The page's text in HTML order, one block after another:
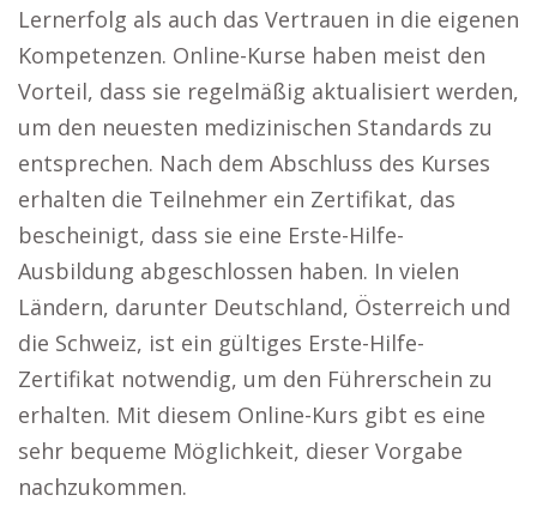
Lernerfolg als auch das Vertrauen in die eigenen
Kompetenzen. Online-Kurse haben meist den
Vorteil, dass sie regelmäßig aktualisiert werden,
um den neuesten medizinischen Standards zu
entsprechen. Nach dem Abschluss des Kurses
erhalten die Teilnehmer ein Zertifikat, das
bescheinigt, dass sie eine Erste-Hilfe-
Ausbildung abgeschlossen haben. In vielen
Ländern, darunter Deutschland, Österreich und
die Schweiz, ist ein gültiges Erste-Hilfe-
Zertifikat notwendig, um den Führerschein zu
erhalten. Mit diesem Online-Kurs gibt es eine
sehr bequeme Möglichkeit, dieser Vorgabe
nachzukommen.